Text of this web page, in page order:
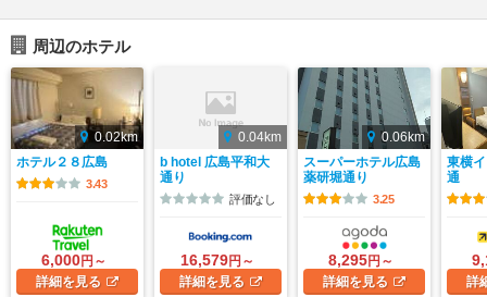
周辺のホテル
0.02km
ホテル２８広島
3.43
6,000円～
詳細を見る
0.04km
b hotel 広島平和大
通り
評価なし
16,579円～
詳細を見る
0.06km
スーパーホテル広島
薬研堀通り
3.25
8,295円～
詳細を見る
東横
通
詳